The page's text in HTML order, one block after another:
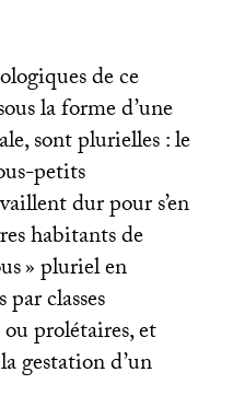
de ce
la forme d’une
sont plurielles : le
petits
dur pour s’en
habitants de
» pluriel en
classes
prolétaires, et
gestation d’un